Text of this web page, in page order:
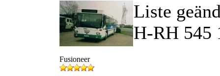
Fusioneer
Liste
H-RH 545